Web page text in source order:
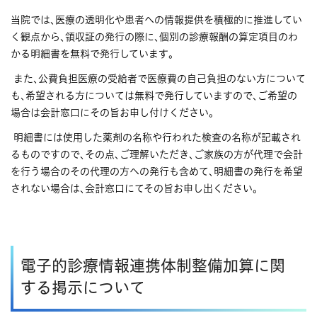
当院では､医療の透明化や患者への情報提供を積極的に推進してい
く観点から､領収証の発行の際に､個別の診療報酬の算定項目のわ
かる明細書を無料で発行しています｡
また､公費負担医療の受給者で医療費の自己負担のない方について
も､希望される方については無料で発行していますので､ご希望の
場合は会計窓口にその旨お申し付けください｡
明細書には使用した薬剤の名称や行われた検査の名称が記載され
るものですので､その点､ご理解いただき､ご家族の方が代理で会計
を行う場合のその代理の方への発行も含めて､明細書の発行を希望
されない場合は､会計窓口にてその旨お申し出ください｡
電子的診療情報連携体制整備加算に関
する掲示について